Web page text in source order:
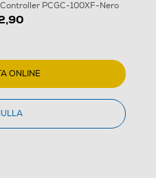
100XF-Nero
PCGC-100XF-Nero
ONLINE